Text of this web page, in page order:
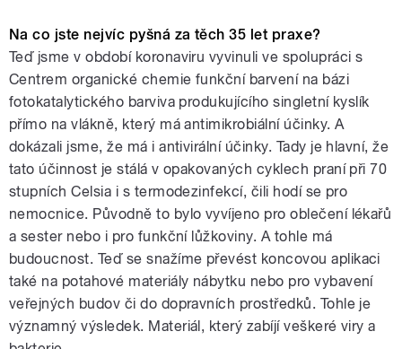
Na co jste nejvíc pyšná za těch 35 let praxe?
Teď jsme v období koronaviru vyvinuli ve spolupráci s
Centrem organické chemie funkční barvení na bázi
fotokatalytického barviva produkujícího singletní kyslík
přímo na vlákně, který má antimikrobiální účinky. A
dokázali jsme, že má i antivirální účinky. Tady je hlavní, že
tato účinnost je stálá v opakovaných cyklech praní při 70
stupních Celsia i s termodezinfekcí, čili hodí se pro
nemocnice. Původně to bylo vyvíjeno pro oblečení lékařů
a sester nebo i pro funkční lůžkoviny. A tohle má
budoucnost. Teď se snažíme převést koncovou aplikaci
také na potahové materiály nábytku nebo pro vybavení
veřejných budov či do dopravních prostředků. Tohle je
významný výsledek. Materiál, který zabíjí veškeré viry a